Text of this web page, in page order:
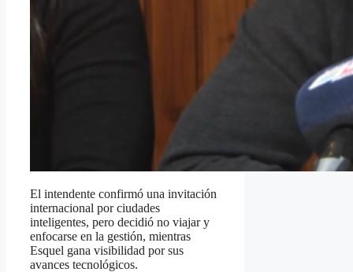
El intendente confirmó una invitación
internacional por ciudades
inteligentes, pero decidió no viajar y
enfocarse en la gestión, mientras
Esquel gana visibilidad por sus
avances tecnológicos.